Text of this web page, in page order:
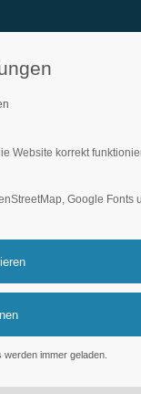
Website korrekt
Google Fonts
immer geladen.